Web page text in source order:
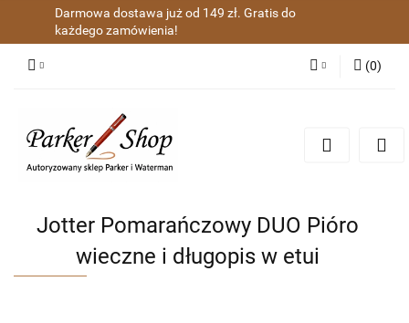
Darmowa dostawa już od 149 zł. Gratis do
każdego zamówienia!
Zarejestruj się
(0)
Jotter Pomarańczowy DUO Pióro
wieczne i długopis w etui